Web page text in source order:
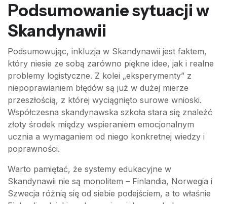
Podsumowanie sytuacji w
Skandynawii
Podsumowując, inkluzja w Skandynawii jest faktem,
który niesie ze sobą zarówno piękne idee, jak i realne
problemy logistyczne. Z kolei „eksperymenty” z
niepoprawianiem błędów są już w dużej mierze
przeszłością, z której wyciągnięto surowe wnioski.
Współczesna skandynawska szkoła stara się znaleźć
złoty środek między wspieraniem emocjonalnym
ucznia a wymaganiem od niego konkretnej wiedzy i
poprawności.
Warto pamiętać, że systemy edukacyjne w
Skandynawii nie są monolitem – Finlandia, Norwegia i
Szwecja różnią się od siebie podejściem, a to właśnie